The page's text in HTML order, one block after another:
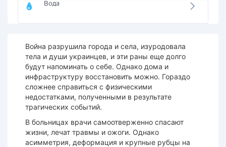
Вода
Война разрушила города и села, изуродовала
тела и души украинцев, и эти раны еще долго
будут напоминать о себе. Однако дома и
инфраструктуру восстановить можно. Гораздо
сложнее справиться с физическими
недостатками, полученными в результате
трагических событий.
В больницах врачи самоотверженно спасают
жизни, лечат травмы и ожоги. Однако
асимметрия, деформация и крупные рубцы на